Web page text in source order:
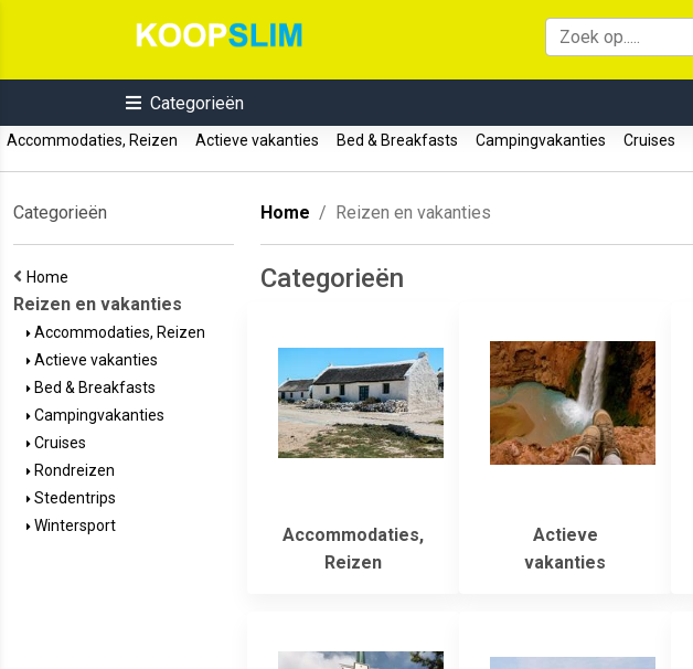
Categorieën
Accommodaties, Reizen Actieve vakanties Bed & Breakfasts Campingvakanties Cruises
Categorieën
Home
Reizen en vakanties
Accommodaties, Reizen
Actieve vakanties
Bed & Breakfasts
Campingvakanties
Cruises
Rondreizen
Stedentrips
Wintersport
Home Reizen en vakanties
Categorieën
Accommodaties,
Reizen
Actieve
vakanties